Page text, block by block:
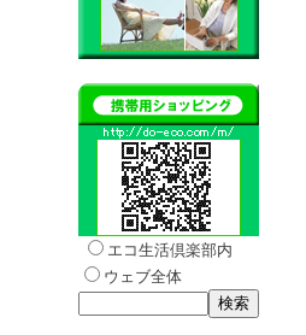
エコ生活倶楽部内
ウェブ全体